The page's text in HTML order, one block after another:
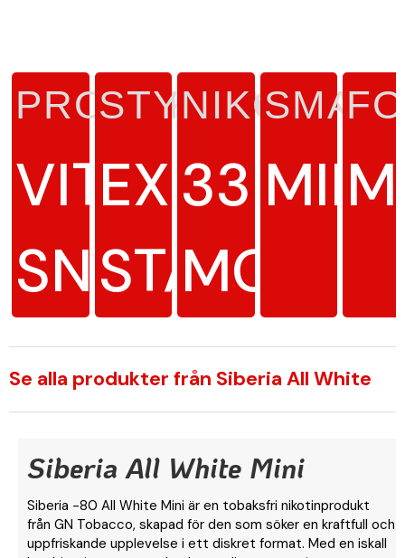
PRODUKTTYP
VITT
SNUS
STYRKA
EXTRA
STARK
33
MG/G
SMAK
Se alla produkter från Siberia All White
Siberia All White Mini
Siberia -80 All White Mini är en tobaksfri nikotinprodukt
från GN Tobacco, skapad för den som söker en kraftfull och
uppfriskande upplevelse i ett diskret format. Med en iskall